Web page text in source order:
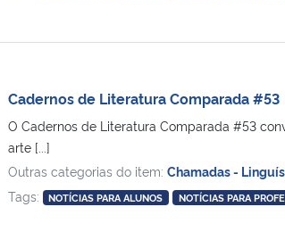
Cadernos de Literatura Comparada #53
O Cadernos de Literatura Comparada #53
arte [...]
Outras categorias do item: Chamadas -
Tags:
NOTÍCIAS PARA ALUNOS NOTÍCIAS PARA